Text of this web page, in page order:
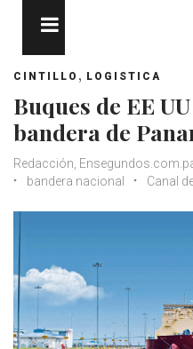
CINTILLO , LOGISTICA
Buques de EE
bandera de
Redacción,
bandera nacional
Canal